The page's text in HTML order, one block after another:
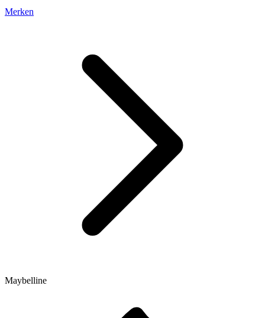
Merken
Maybelline